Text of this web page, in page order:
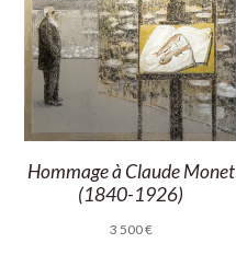
Hommage à Claude Monet
(1840-1926)
3 500€